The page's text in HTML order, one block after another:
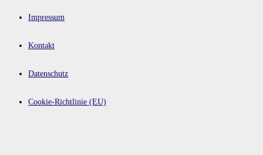
Impressum
Kontakt
Datenschutz
Cookie-Richtlinie (EU)